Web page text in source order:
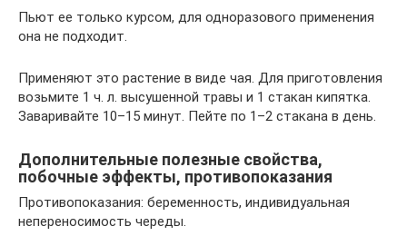
Пьют ее только курсом, для одноразового применения
она не подходит.
Применяют это растение в виде чая. Для приготовления
возьмите 1 ч. л. высушенной травы и 1 стакан кипятка.
Заваривайте 10–15 минут. Пейте по 1–2 стакана в день.
Дополнительные полезные свойства,
побочные эффекты, противопоказания
Противопоказания: беременность, индивидуальная
непереносимость череды.